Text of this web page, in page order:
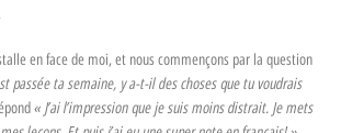
en face de moi, et nous commençons par la question
passée ta semaine, y a-t-il des choses que tu voudrais
« J’ai l’impression que je suis moins distrait. Je mets